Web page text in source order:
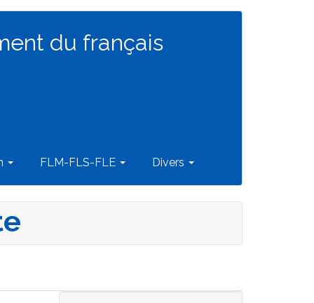
du français
FLM-FLS-FLE Divers